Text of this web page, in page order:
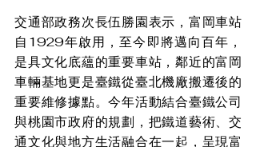
交通部政務次長伍勝園表示，富岡車站
自1929年啟用，至今即將邁向百年，
是具文化底蘊的重要車站，鄰近的富岡
車輛基地更是臺鐵從臺北機廠搬遷後的
重要維修據點。今年活動結合臺鐵公司
與桃園市政府的規劃，把鐵道藝術、交
通文化與地方生活融合在一起，呈現富